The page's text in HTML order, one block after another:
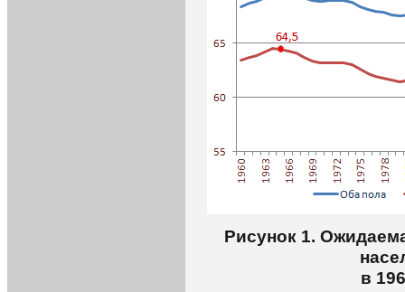
Рисунок 1.
в